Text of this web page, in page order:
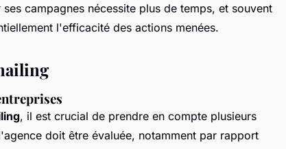
campagnes nécessite plus de temps, et souvent
l'efficacité des actions menées.
, il est crucial de prendre en compte plusieurs
doit être évaluée, notamment par rapport